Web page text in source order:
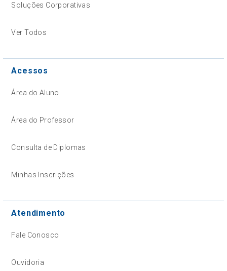
Soluções Corporativas
Ver Todos
Acessos
Área do Aluno
Área do Professor
Consulta de Diplomas
Minhas Inscrições
Atendimento
Fale Conosco
Ouvidoria